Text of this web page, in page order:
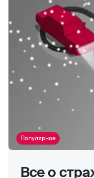
Популярное
Все о